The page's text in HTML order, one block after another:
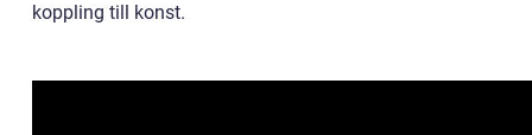
koppling till konst.